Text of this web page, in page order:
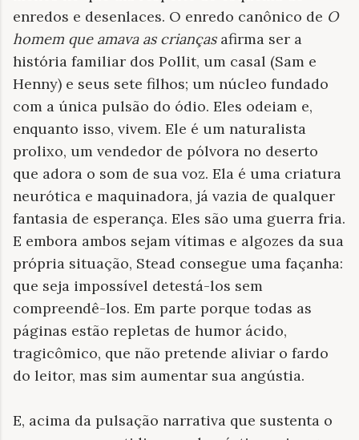
enredos e desenlaces. O enredo canônico de O
homem que amava as criançasafirma ser a
história familiar dos Pollit, um casal (Sam e
Henny) e seus sete filhos; um núcleo fundado
com a única pulsão do ódio. Eles odeiam e,
enquanto isso, vivem. Ele é um naturalista
prolixo, um vendedor de pólvora no deserto
que adora o som de sua voz. Ela é uma criatura
neurótica e maquinadora, já vazia de qualquer
fantasia de esperança. Eles são uma guerra fria.
E embora ambos sejam vítimas e algozes da sua
própria situação, Stead consegue uma façanha:
que seja impossível detestá-los sem
compreendê-los. Em parte porque todas as
páginas estão repletas de humor ácido,
tragicômico, que não pretende aliviar o fardo
do leitor, mas sim aumentar sua angústia.
E, acima da pulsação narrativa que sustenta o